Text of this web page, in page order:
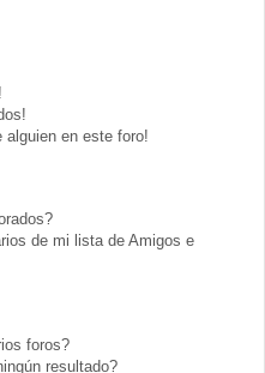
alguien en este foro!
de mi lista de Amigos e
foros?
resultado?